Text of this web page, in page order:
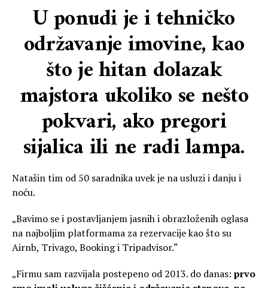
U ponudi je i tehničko
održavanje imovine, kao
što je hitan dolazak
majstora ukoliko se nešto
pokvari, ako pregori
sijalica ili ne radi lampa.
Natašin tim od 50 saradnika uvek je na usluzi i danju i
noću.
„Bavimo se i postavljanjem jasnih i obrazloženih oglasa
na najboljim platformama za rezervacije kao što su
Airnb, Trivago, Booking i Tripadvisor.“
„Firmu sam razvijala postepeno od 2013. do danas: prvo